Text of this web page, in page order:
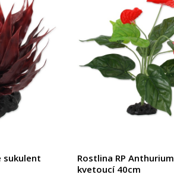
sukulent
Rostlina RP Anthurium
kvetoucí 40cm